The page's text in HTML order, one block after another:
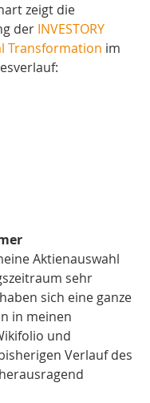
zeigt die
der INVESTORY
Transformation im
Aktienauswahl
sehr
sich eine ganze
in meinen
und
Verlauf des